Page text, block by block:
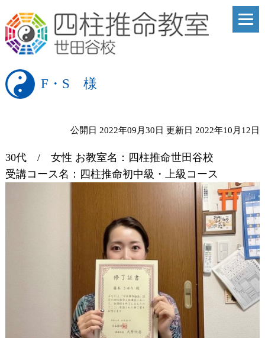
F・S 様
公開日 2022年09月30日 更新日 2022年10月12日
30代 / 女性 お教室名：四柱推命世田谷校
受講コース名：四柱推命初中級・上級コース